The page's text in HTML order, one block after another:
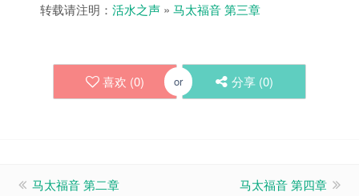
转载请注明： 活水之声 » 马太福音 第三章
喜欢 (0) or 分享 (0)
马太福音 第二章 马太福音 第四章